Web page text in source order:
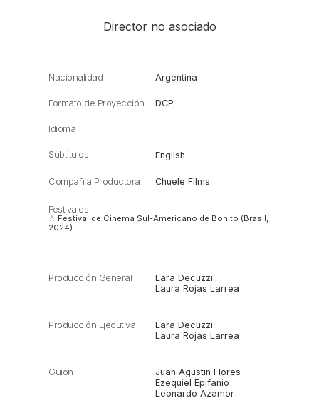
Director no asociado
Nacionalidad Argentina
Formato de Proyección DCP
Idioma
Subtítulos English
Compañía Productora Chuele Films
Festivales
☆ Festival de Cinema Sul-Americano de Bonito (Brasil,
2024)
Producción General
Lara Decuzzi
Laura Rojas Larrea
Producción Ejecutiva
Lara Decuzzi
Laura Rojas Larrea
Guión
Juan Agustin Flores
Ezequiel Epifanio
Leonardo Azamor